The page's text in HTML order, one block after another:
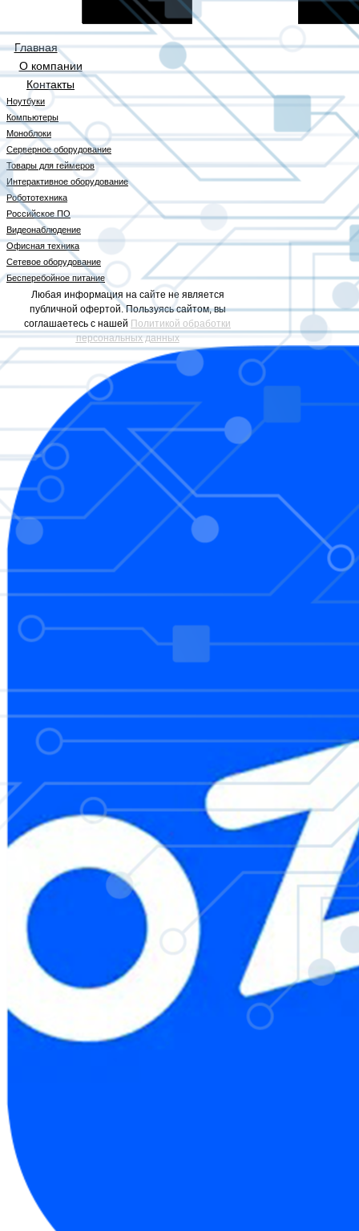
Главная
О компании
Контакты
Ноутбуки
Компьютеры
Моноблоки
Серверное оборудование
Товары для геймеров
Интерактивное оборудование
Робототехника
Российское ПО
Видеонаблюдение
Офисная техника
Сетевое оборудование
Бесперебойное питание
Любая информация на сайте не является
публичной офертой. Пользуясь сайтом, вы
соглашаетесь с нашей Политикой обработки
персональных данных